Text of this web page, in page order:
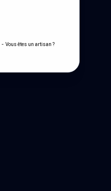
- Vous êtes un artisan ?